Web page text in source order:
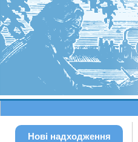
Нові надходження